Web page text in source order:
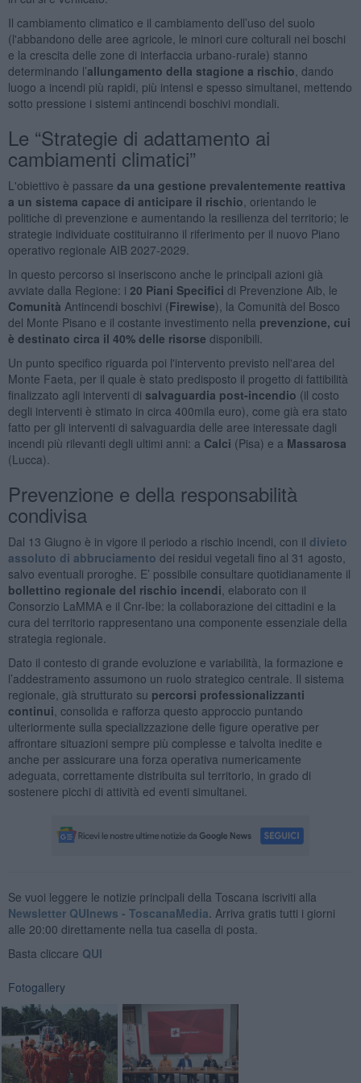
Il cambiamento climatico e il cambiamento dell’uso del suolo
(l'abbandono delle aree agricole, le minori cure colturali nei boschi
e la crescita delle zone di interfaccia urbano-rurale) stanno
determinando l’allungamento della stagione a rischio , dando
luogo a incendi più rapidi, più intensi e spesso simultanei, mettendo
sotto pressione i sistemi antincendi boschivi mondiali.
Le “Strategie di adattamento ai
cambiamenti climatici”
L'obiettivo è passare da una gestione prevalentemente reattiva
a un sistema capace di anticipare il rischio , orientando le
politiche di prevenzione e aumentando la resilienza del territorio; le
strategie individuate costituiranno il riferimento per il nuovo Piano
operativo regionale AIB 2027-2029.
In questo percorso si inseriscono anche le principali azioni già
avviate dalla Regione: i 20 Piani Specifici di Prevenzione Aib, le
Comunità Antincendi boschivi (Firewise), la Comunità del Bosco
del Monte Pisano e il costante investimento nella prevenzione, cui
è destinato circa il 40% delle risorse disponibili.
Un punto specifico riguarda poi l'intervento previsto nell'area del
Monte Faeta, per il quale è stato predisposto il progetto di fattibilità
finalizzato agli interventi di salvaguardia post-incendio (il costo
degli interventi è stimato in circa 400mila euro), come già era stato
fatto per gli interventi di salvaguardia delle aree interessate dagli
incendi più rilevanti degli ultimi anni: a Calci (Pisa) e a Massarosa
(Lucca).
Prevenzione e della responsabilità
condivisa
Dal 13 Giugno è in vigore il periodo a rischio incendi, con il divieto
assoluto di abbruciamento dei residui vegetali fino al 31 agosto,
salvo eventuali proroghe. E’ possibile consultare quotidianamente il
bollettino regionale del rischio incendi , elaborato con il
Consorzio LaMMA e il Cnr-Ibe: la collaborazione dei cittadini e la
cura del territorio rappresentano una componente essenziale della
strategia regionale.
Dato il contesto di grande evoluzione e variabilità, la formazione e
l’addestramento assumono un ruolo strategico centrale. Il sistema
regionale, già strutturato su percorsi professionalizzanti
continui , consolida e rafforza questo approccio puntando
ulteriormente sulla specializzazione delle figure operative per
affrontare situazioni sempre più complesse e talvolta inedite e
anche per assicurare una forza operativa numericamente
adeguata, correttamente distribuita sul territorio, in grado di
sostenere picchi di attività ed eventi simultanei.
Se vuoi leggere le notizie principali della Toscana iscriviti alla
Newsletter QUInews - ToscanaMedia. Arriva gratis tutti i giorni
alle 20:00 direttamente nella tua casella di posta.
Basta cliccare QUI
Fotogallery